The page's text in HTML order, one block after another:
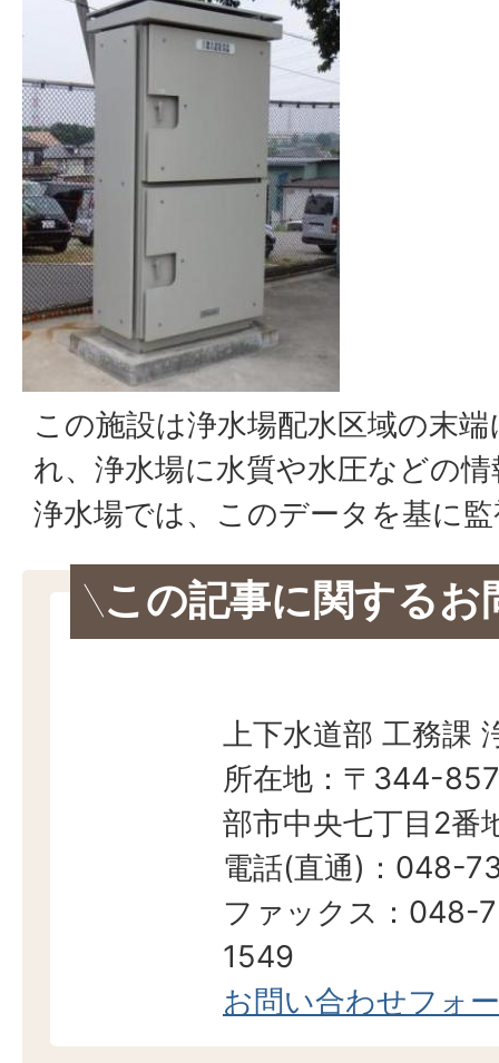
この施設は浄水場配水区域の末
れ、浄水場に水質や水圧などの
浄水場では、このデータを基に
この記事に関するお
上下水道部 工務課
所在地：〒344-
部市中央七丁目2番
電話(直通)：048-
ファックス：048-
1549
お問い合わせフォ